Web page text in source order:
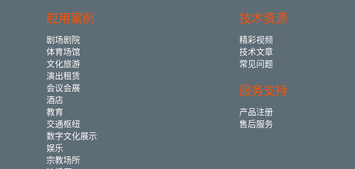
应用案例
剧场剧院
体育场馆
文化旅游
演出租赁
会议会展
酒店
教育
交通枢纽
数字文化展示
娱乐
宗教场所
技术资源
精彩视频
技术文章
常见问题
服务支持
产品注册
售后服务